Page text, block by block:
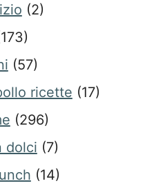
(2)
(57)
ricette (17)
(296)
dolci (7)
(14)